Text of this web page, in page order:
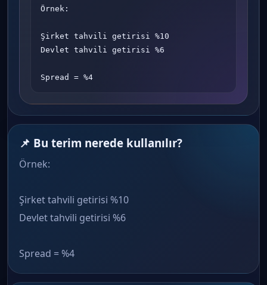
Örnek:
Şirket tahvili getirisi %10
Devlet tahvili getirisi %6
Spread = %4
📌 Bu terim nerede kullanılır?
Örnek:
Şirket tahvili getirisi %10
Devlet tahvili getirisi %6
Spread = %4